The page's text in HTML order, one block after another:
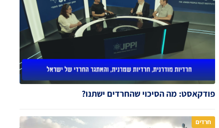
פודקאסט: מה הסיכוי שהחרדים ישתנו?
חרדים